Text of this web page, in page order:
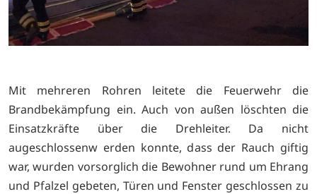
Mit mehreren Rohren leitete die Feuerwehr die
Brandbekämpfung ein. Auch von außen löschten die
Einsatzkräfte über die Drehleiter. Da nicht
augeschlossenw erden konnte, dass der Rauch giftig
war, wurden vorsorglich die Bewohner rund um Ehrang
und Pfalzel gebeten, Türen und Fenster geschlossen zu